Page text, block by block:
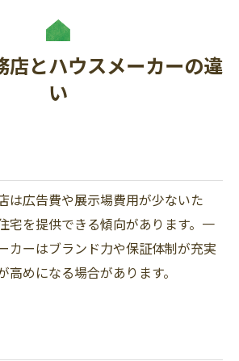
店とハウスメーカーの違
い
は広告費や展示場費用が少ないた
宅を提供できる傾向があります。一
カーはブランド力や保証体制が充実
高めになる場合があります。